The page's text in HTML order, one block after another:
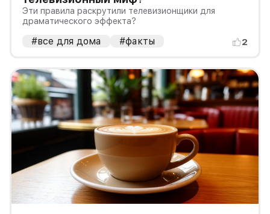
Эти правила раскрутили телевизионщики для
драматического эффекта?
#все для дома #факты 2